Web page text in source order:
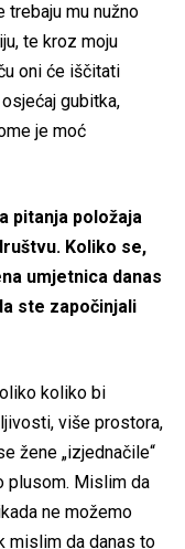
trebaju mu nužno
te kroz moju
oni će iščitati
gubitka,
je moć
pitanja položaja
Koliko se,
umjetnica danas
ste započinjali
koliko bi
više prostora,
žene „izjednačile“
plusom. Mislim da
ne možemo
mislim da danas to